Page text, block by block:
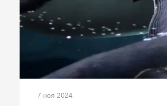
7 ноя 2024